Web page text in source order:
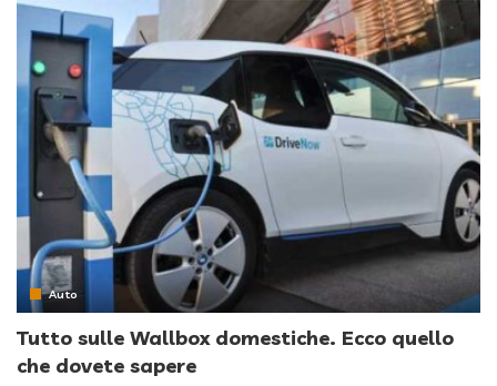
Auto
Tutto sulle Wallbox domestiche. Ecco quello
che dovete sapere